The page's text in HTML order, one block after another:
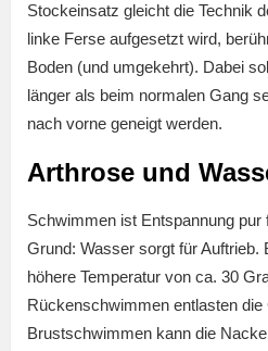
Stockeinsatz gleicht die Technik
linke Ferse aufgesetzt wird,
Boden (und umgekehrt). Dabei
länger als beim normalen Gang
nach vorne geneigt werden.
Arthrose und
Schwimmen ist Entspannung pur
Grund: Wasser sorgt für Auftrieb.
höhere Temperatur von ca. 30
Rückenschwimmen entlasten
Brustschwimmen kann die